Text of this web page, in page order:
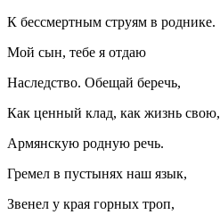
К бессмертным струям в роднике.
Мой сын, тебе я отдаю
Наследство. Обещай беречь,
Как ценный клад, как жизнь свою,
Армянскую родную речь.
Гремел в пустынях наш язык,
Звенел у края горных троп,